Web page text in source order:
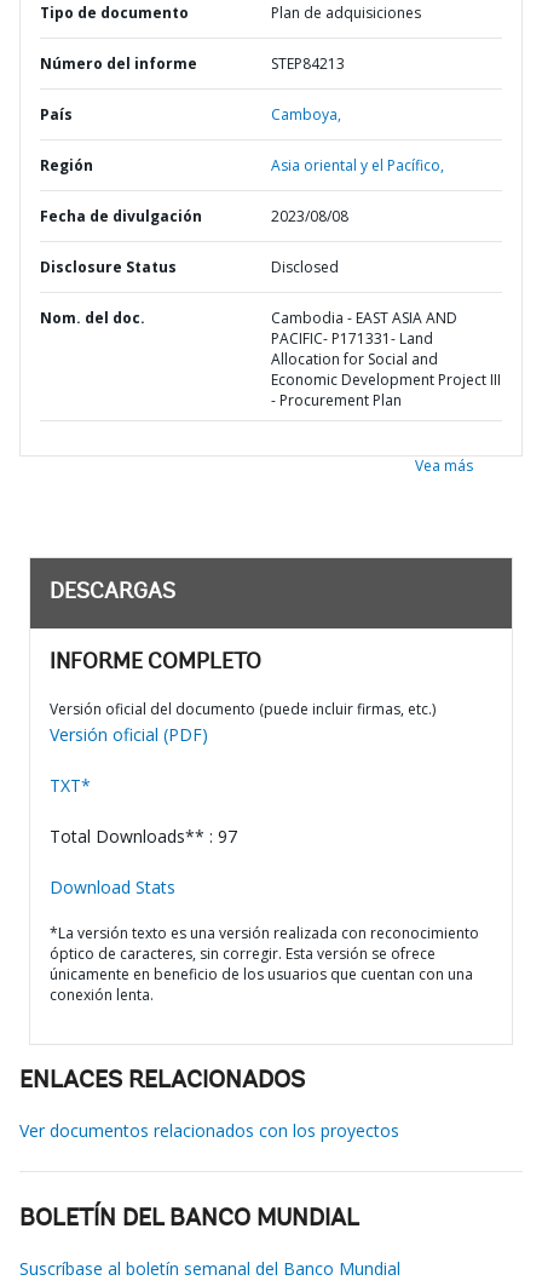
Tipo de documento Plan de adquisiciones
Número del informe STEP84213
País Camboya,
Región Asia oriental y el Pacífico,
Fecha de divulgación 2023/08/08
Disclosure Status Disclosed
Nom. del doc.
Cambodia - EAST ASIA AND
PACIFIC- P171331- Land
Allocation for Social and
Economic Development Project III
- Procurement Plan
Vea más
DESCARGAS
INFORME COMPLETO
Versión oficial del documento (puede incluir firmas, etc.)
Versión oficial (PDF)
TXT*
Total Downloads** : 97
Download Stats
*La versión texto es una versión realizada con reconocimiento
óptico de caracteres, sin corregir. Esta versión se ofrece
únicamente en beneficio de los usuarios que cuentan con una
conexión lenta.
ENLACES RELACIONADOS
Ver documentos relacionados con los proyectos
BOLETÍN DEL BANCO MUNDIAL
Suscríbase al boletín semanal del Banco Mundial